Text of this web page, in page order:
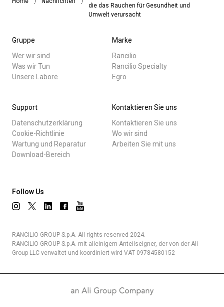
die das Rauchen für Gesundheit und
Umwelt verursacht
Gruppe
Wer wir sind
Was wir Tun
Unsere Labore
Marke
Rancilio
Rancilio Specialty
Egro
Support
Datenschutzerklärung
Cookie-Richtlinie
Wartung und Reparatur
Download-Bereich
Kontaktieren Sie uns
Kontaktieren Sie uns
Wo wir sind
Arbeiten Sie mit uns
Follow Us
RANCILIO GROUP S.p.A. All rights reserved 2024.
RANCILIO GROUP S.p.A. mit alleinigem Anteilseigner, der von der Ali
Group LLC verwaltet und koordiniert wird VAT 09784580152